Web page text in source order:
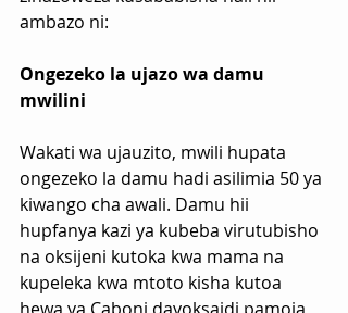
ambazo ni:
Ongezeko la ujazo wa damu
mwilini
Wakati wa ujauzito, mwili hupata
ongezeko la damu hadi asilimia 50 ya
kiwango cha awali. Damu hii
hupfanya kazi ya kubeba virutubisho
na oksijeni kutoka kwa mama na
kupeleka kwa mtoto kisha kutoa